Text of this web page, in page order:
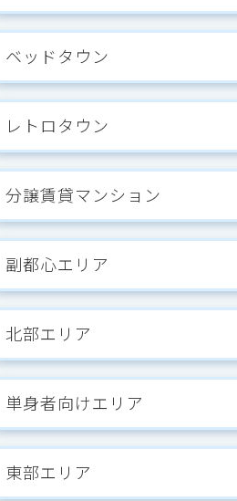
ベッドタウン
レトロタウン
分譲賃貸マンション
副都心エリア
北部エリア
単身者向けエリア
東部エリア